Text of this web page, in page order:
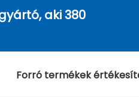
aki 380
Forró termékek